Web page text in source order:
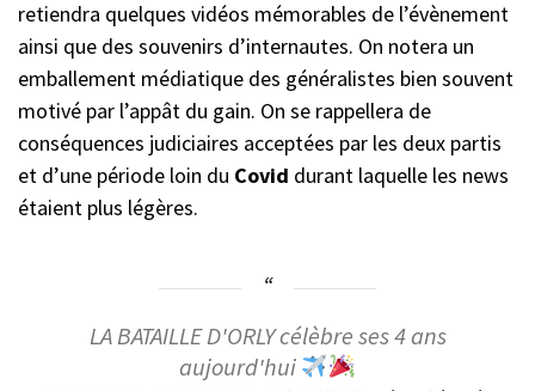
retiendra quelques vidéos mémorables de l’évènement
ainsi que des souvenirs d’internautes. On notera un
emballement médiatique des généralistes bien souvent
motivé par l’appât du gain. On se rappellera de
conséquences judiciaires acceptées par les deux partis
et d’une période loin du Covid durant laquelle les news
étaient plus légères.
LA BATAILLE D'ORLY célèbre ses 4 ans
aujourd'hui